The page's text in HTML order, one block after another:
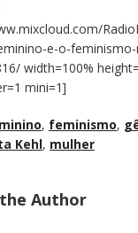
e-o-
width=100%
mini=1]
, feminismo,
Kehl, mulher
Author